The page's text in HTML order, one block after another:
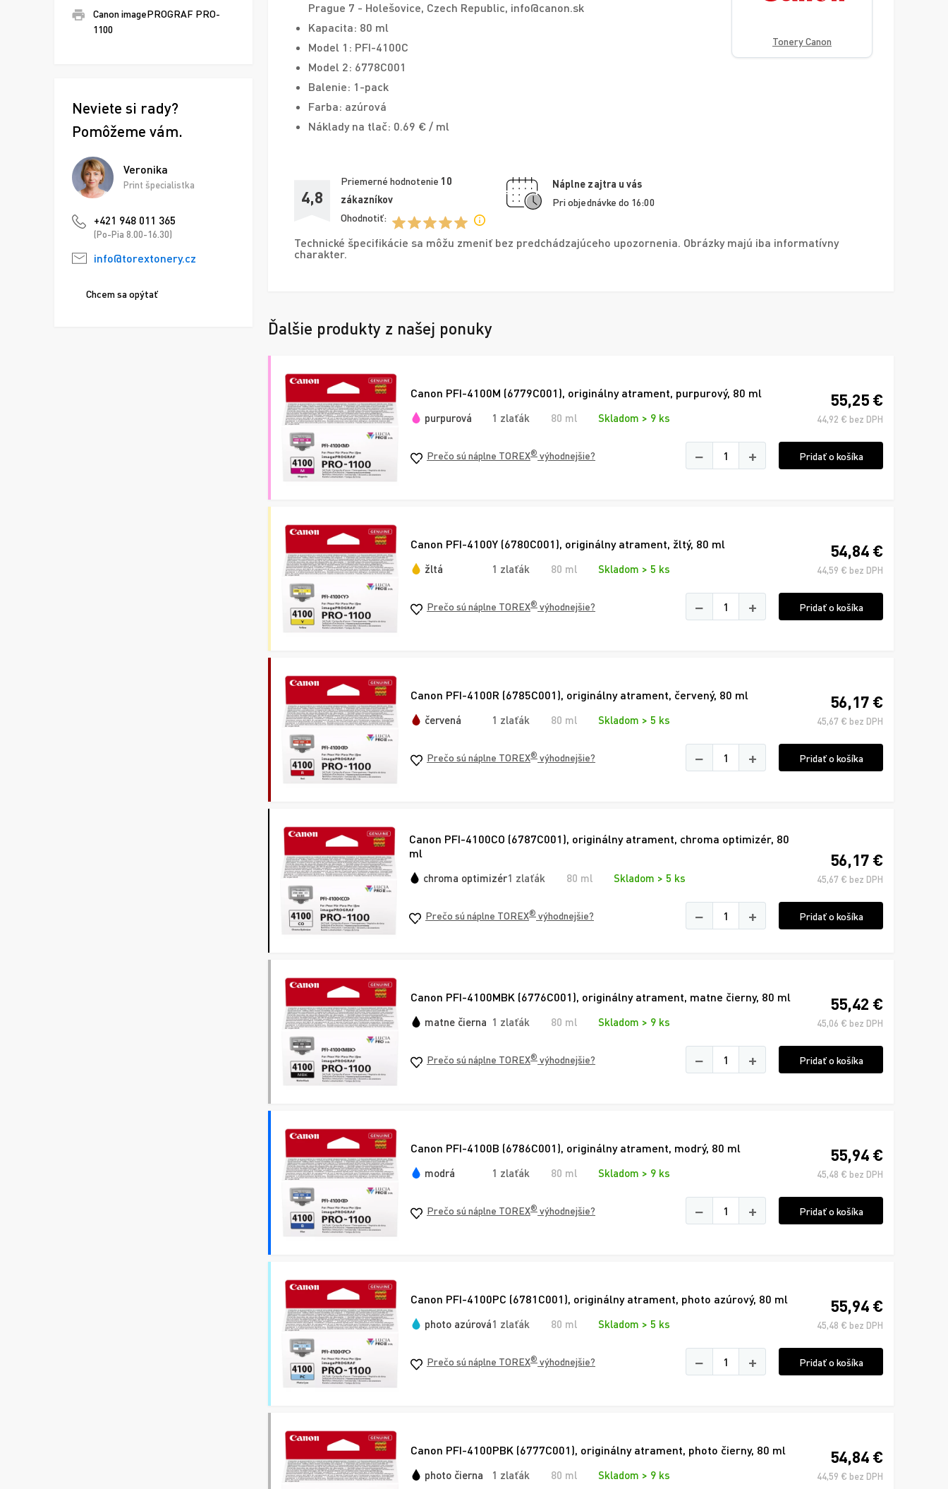
Canon imagePROGRAF PRO-
1100
Neviete si rady?
Pomôžeme vám.
Veronika
Print špecialistka
+421 948 011 365
(Po-Pia 8.00-16.30)
info@torextonery.cz
Chcem sa opýtať
Prague 7 - Holešovice, Czech Republic, info@canon.sk
Kapacita: 80 ml
Model 1: PFI-4100C
Model 2: 6778C001
Balenie: 1-pack
Farba: azúrová
Náklady na tlač: 0.69 € / ml
4,8
Priemerné hodnotenie 10
zákazníkov
Ohodnotiť:
Náplne zajtra u vás
Pri objednávke do 16:00
Tonery Canon
Technické špecifikácie sa môžu zmeniť bez predchádzajúceho upozornenia. Obrázky majú iba informatívny
charakter.
Ďalšie produkty z našej ponuky
Canon PFI-4100M (6779C001), originálny atrament, purpurový, 80 ml
purpurová 1 zlaťák 80 ml Skladom > 9 ks
55,25 €
44,92 € bez DPH
Prečo sú náplne TOREX® výhodnejšie? − + Pridať o košíka
Canon PFI-4100Y (6780C001), originálny atrament, žltý, 80 ml
žltá 1 zlaťák 80 ml Skladom > 5 ks
54,84 €
44,59 € bez DPH
Prečo sú náplne TOREX® výhodnejšie? − + Pridať o košíka
Canon PFI-4100R (6785C001), originálny atrament, červený, 80 ml
červená 1 zlaťák 80 ml Skladom > 5 ks
56,17 €
45,67 € bez DPH
Prečo sú náplne TOREX® výhodnejšie? − + Pridať o košíka
Canon PFI-4100CO (6787C001), originálny atrament, chroma optimizér, 80
ml
chroma optimizér1 zlaťák 80 ml Skladom > 5 ks
56,17 €
45,67 € bez DPH
Prečo sú náplne TOREX® výhodnejšie? − + Pridať o košíka
Canon PFI-4100MBK (6776C001), originálny atrament, matne čierny, 80 ml
matne čierna 1 zlaťák 80 ml Skladom > 9 ks
55,42 €
45,06 € bez DPH
Prečo sú náplne TOREX® výhodnejšie? − + Pridať o košíka
Canon PFI-4100B (6786C001), originálny atrament, modrý, 80 ml
modrá 1 zlaťák 80 ml Skladom > 9 ks
55,94 €
45,48 € bez DPH
Prečo sú náplne TOREX® výhodnejšie? − + Pridať o košíka
Canon PFI-4100PC (6781C001), originálny atrament, photo azúrový, 80 ml
photo azúrová1 zlaťák 80 ml Skladom > 5 ks
55,94 €
45,48 € bez DPH
Prečo sú náplne TOREX® výhodnejšie? − + Pridať o košíka
Canon PFI-4100PBK (6777C001), originálny atrament, photo čierny, 80 ml
photo čierna 1 zlaťák 80 ml Skladom > 9 ks
54,84 €
44,59 € bez DPH